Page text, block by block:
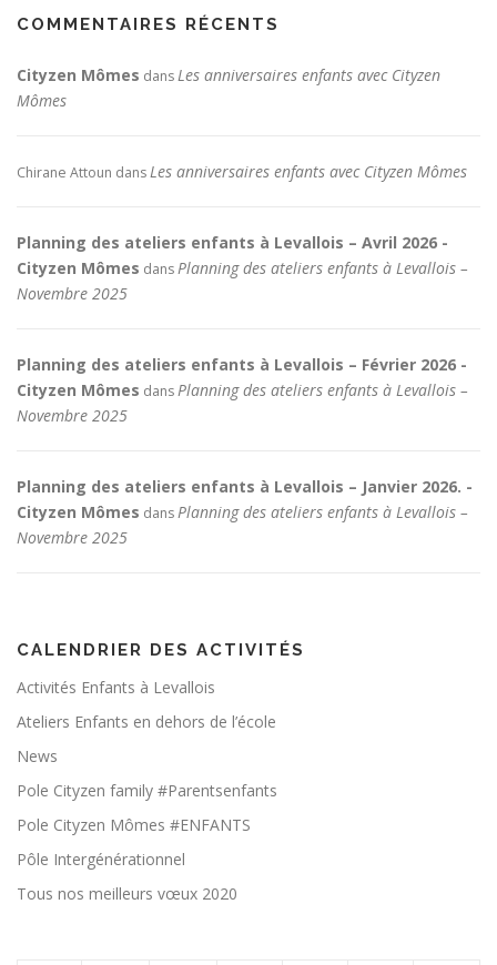
COMMENTAIRES RÉCENTS
Cityzen Mômes dansLes anniversaires enfants avec Cityzen
Mômes
Chirane Attoun dansLes anniversaires enfants avec Cityzen Mômes
Planning des ateliers enfants à Levallois – Avril 2026 -
Cityzen Mômes dansPlanning des ateliers enfants à Levallois –
Novembre 2025
Planning des ateliers enfants à Levallois – Février 2026 -
Cityzen Mômes dansPlanning des ateliers enfants à Levallois –
Novembre 2025
Planning des ateliers enfants à Levallois – Janvier 2026. -
Cityzen Mômes dansPlanning des ateliers enfants à Levallois –
Novembre 2025
CALENDRIER DES ACTIVITÉS
Activités Enfants à Levallois
Ateliers Enfants en dehors de l’école
News
Pole Cityzen family #Parentsenfants
Pole Cityzen Mômes #ENFANTS
Pôle Intergénérationnel
Tous nos meilleurs vœux 2020